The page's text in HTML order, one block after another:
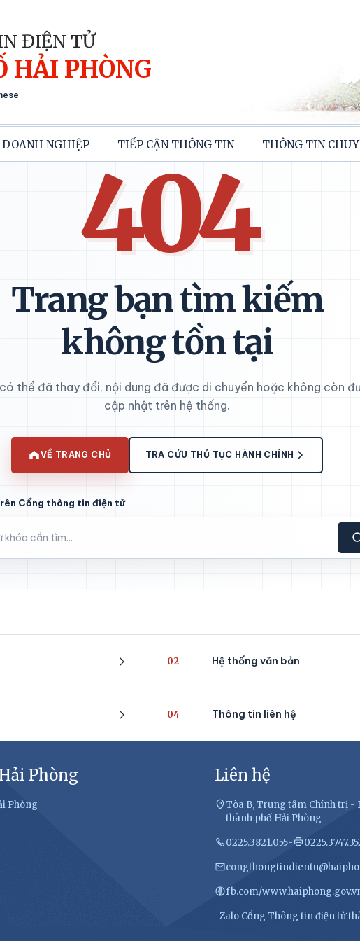
ĐIỆN TỬ
HẢI PHÒNG
DOANH NGHIỆP TIẾP CẬN THÔNG TIN THÔNG TIN
404
Trang bạn tìm kiếm
không tồn tại
thể đã thay đổi, nội dung đã được di chuyển hoặc không còn
cập nhật trên hệ thống.
VỀ TRANG CHỦ TRA CỨU THỦ TỤC HÀNH CHÍNH
Cổng thông tin điện tử
02 Hệ thống văn bản
04 Thông tin liên hệ
Phòng
Phòng
Liên hệ
Tòa B, Trung tâm Chính trị -
thành phố Hải Phòng
0225.3821.055-
fb.com/
Zalo Cổng Thông tin điện tử